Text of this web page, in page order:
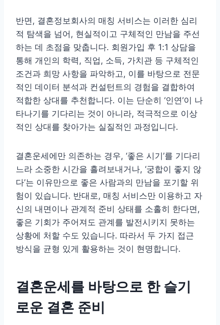
반면, 결혼정보회사의 매칭 서비스는 이러한 심리
적 탐색을 넘어, 현실적이고 구체적인 만남을 주선
하는 데 초점을 맞춥니다. 회원가입 후 1:1 상담을
통해 개인의 학력, 직업, 소득, 가치관 등 구체적인
조건과 희망 사항을 파악하고, 이를 바탕으로 전문
적인 데이터 분석과 컨설턴트의 경험을 결합하여
적합한 상대를 추천합니다. 이는 단순히 ‘인연’이 나
타나기를 기다리는 것이 아니라, 적극적으로 이상
적인 상대를 찾아가는 실질적인 과정입니다.
결혼운세에만 의존하는 경우, ‘좋은 시기’를 기다리
느라 소중한 시간을 흘려보내거나, ‘궁합이 좋지 않
다’는 이유만으로 좋은 사람과의 만남을 포기할 위
험이 있습니다. 반대로, 매칭 서비스만 이용하고 자
신의 내면이나 관계적 준비 상태를 소홀히 한다면,
좋은 기회가 주어져도 관계를 발전시키지 못하는
상황에 처할 수도 있습니다. 따라서 두 가지 접근
방식을 균형 있게 활용하는 것이 현명합니다.
결혼운세를 바탕으로 한 슬기
로운 결혼 준비